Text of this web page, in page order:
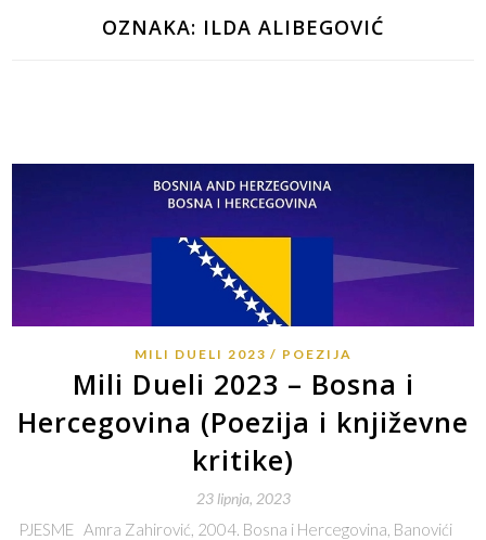
OZNAKA: ILDA ALIBEGOVIĆ
MILI DUELI 2023 POEZIJA
Mili Dueli 2023 – Bosna i
Hercegovina (Poezija i književne
kritike)
23 lipnja, 2023
PJESME Amra Zahirović, 2004. Bosna i Hercegovina, Banovići